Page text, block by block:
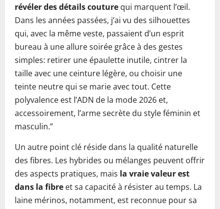
révéler des détails couture qui marquent l’œil.
Dans les années passées, j’ai vu des silhouettes
qui, avec la même veste, passaient d’un esprit
bureau à une allure soirée grâce à des gestes
simples: retirer une épaulette inutile, cintrer la
taille avec une ceinture légère, ou choisir une
teinte neutre qui se marie avec tout. Cette
polyvalence est l’ADN de la mode 2026 et,
accessoirement, l’arme secrète du style féminin et
masculin.”
Un autre point clé réside dans la qualité naturelle
des fibres. Les hybrides ou mélanges peuvent offrir
des aspects pratiques, mais la vraie valeur est
dans la fibre et sa capacité à résister au temps. La
laine mérinos, notamment, est reconnue pour sa